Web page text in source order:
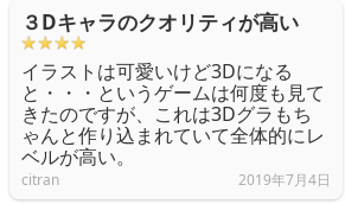
３Dキャラのクオリティが高い
イラストは可愛いけど3Dになる
と・・・というゲームは何度も見て
きたのですが、これは3Dグラもち
ゃんと作り込まれていて全体的にレ
ベルが高い。
citran 2019年7月4日